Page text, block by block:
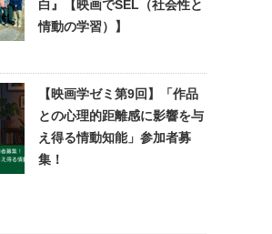
白』【映画でSEL（社会性と
情動の学習）】
【映画学ゼミ第9回】「作品
との心理的距離感に影響を与
え得る情動知能」参加者募
集！